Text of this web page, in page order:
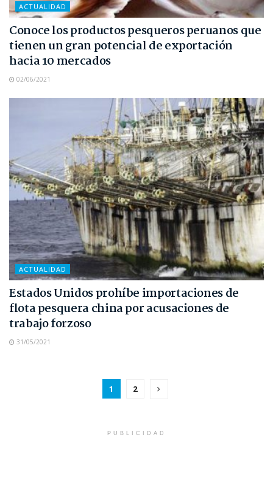
ACTUALIDAD
Conoce los productos pesqueros peruanos que
tienen un gran potencial de exportación
hacia 10 mercados
02/06/2021
ACTUALIDAD
Estados Unidos prohíbe importaciones de
flota pesquera china por acusaciones de
trabajo forzoso
31/05/2021
1 2
PUBLICIDAD